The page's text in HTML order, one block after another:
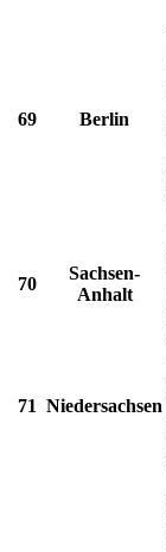
69 Berlin
70
Sachsen-
Anhalt
71 Niedersachsen